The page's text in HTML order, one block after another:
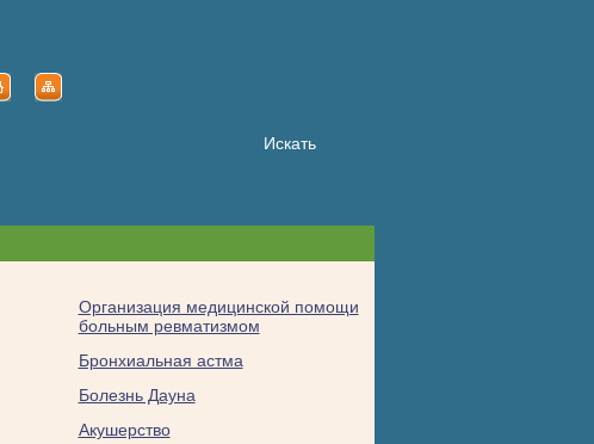
Организация медицинской помощи
больным ревматизмом
Бронхиальная астма
Болезнь Дауна
Акушерство